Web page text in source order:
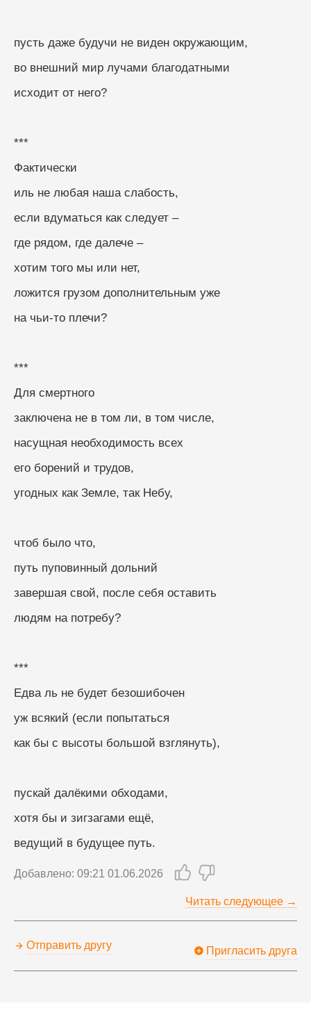
пусть даже будучи не виден окружающим,
во внешний мир лучами благодатными
исходит от него?
***
Фактически
иль не любая наша слабость,
если вдуматься как следует –
где рядом, где далече –
хотим того мы или нет,
ложится грузом дополнительным уже
на чьи-то плечи?
***
Для смертного
заключена не в том ли, в том числе,
насущная необходимость всех
его борений и трудов,
угодных как Земле, так Небу,
чтоб было что,
путь пуповинный дольний
завершая свой, после себя оставить
людям на потребу?
***
Едва ль не будет безошибочен
уж всякий (если попытаться
как бы с высоты большой взглянуть),
пускай далёкими обходами,
хотя бы и зигзагами ещё,
ведущий в будущее путь.
Добавлено: 09:21 01.06.2026
Читать следующее →
Отправить другу Пригласить друга